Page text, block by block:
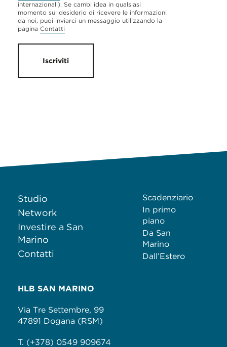
internazionali). Se cambi idea in qualsiasi
momento sul desiderio di ricevere le informazioni
da noi, puoi inviarci un messaggio utilizzando la
pagina Contatti
Iscriviti
Studio
Network
Investire a San
Marino
Contatti
Scadenziario
In primo
piano
Da San
Marino
Dall’Estero
HLB SAN MARINO
Via Tre Settembre, 99
47891 Dogana (RSM)
T. (+378) 0549 909674